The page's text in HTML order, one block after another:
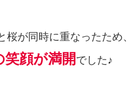
桜が同時に重なったため、
顔が満開 でした♪